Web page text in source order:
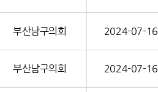
부산남구의회 2024-07-16
부산남구의회 2024-07-16